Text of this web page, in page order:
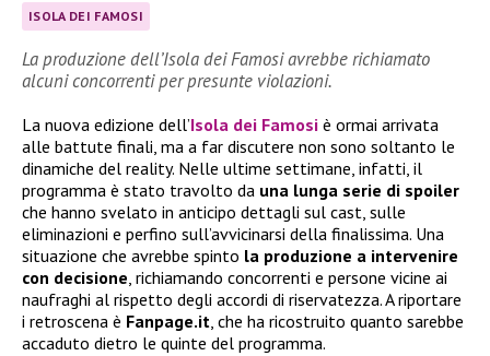
ISOLA DEI FAMOSI
La produzione dell’Isola dei Famosi avrebbe richiamato
alcuni concorrenti per presunte violazioni.
La nuova edizione dell’Isola dei Famosi è ormai arrivata
alle battute finali, ma a far discutere non sono soltanto le
dinamiche del reality. Nelle ultime settimane, infatti, il
programma è stato travolto da una lunga serie di spoiler
che hanno svelato in anticipo dettagli sul cast, sulle
eliminazioni e perfino sull’avvicinarsi della finalissima. Una
situazione che avrebbe spinto la produzione a intervenire
con decisione, richiamando concorrenti e persone vicine ai
naufraghi al rispetto degli accordi di riservatezza. A riportare
i retroscena è Fanpage.it, che ha ricostruito quanto sarebbe
accaduto dietro le quinte del programma.